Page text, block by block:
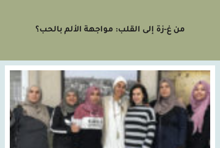
من غ-زة إلى القلب: مواجهة الألم بالحب؟